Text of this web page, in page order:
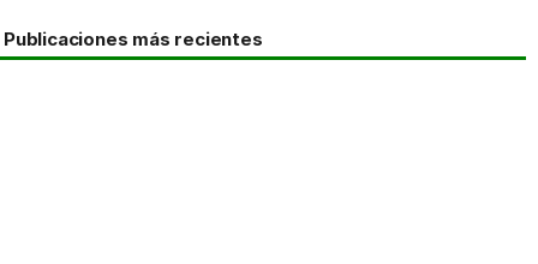
Publicaciones más recientes